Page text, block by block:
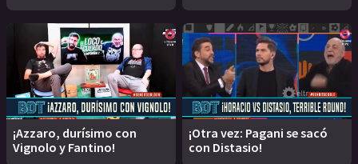
¡Azzaro, durísimo con
Vignolo y Fantino!
¡Otra vez: Pagani se sacó
con Distasio!